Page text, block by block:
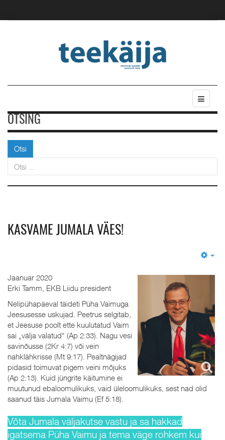
OTSING
Otsi
KASVAME JUMALA VÄES!
Jaanuar 2020
Erki Tamm, EKB Liidu president
Nelipühapäeval täideti Püha Vaimuga
Jeesusesse uskujad. Peetrus selgitab,
et Jeesuse poolt ette kuulutatud Vaim
sai „välja valatud“ (Ap 2:33). Nagu vesi
savinõusse (2Kr 4:7) või vein
nahklähkrisse (Mt 9:17). Pealtnägijad
pidasid toimuvat pigem veini mõjuks
(Ap 2:13). Kuid jüngrite käitumine ei
muutunud ebaloomulikuks, vaid üleloomulikuks, sest nad olid
saanud täis Jumala Vaimu (Ef 5:18).
Võta Jumala väljakutse vastu ja sa hakkad
igatsema Püha Vaimu ja tema väge rohkem kui